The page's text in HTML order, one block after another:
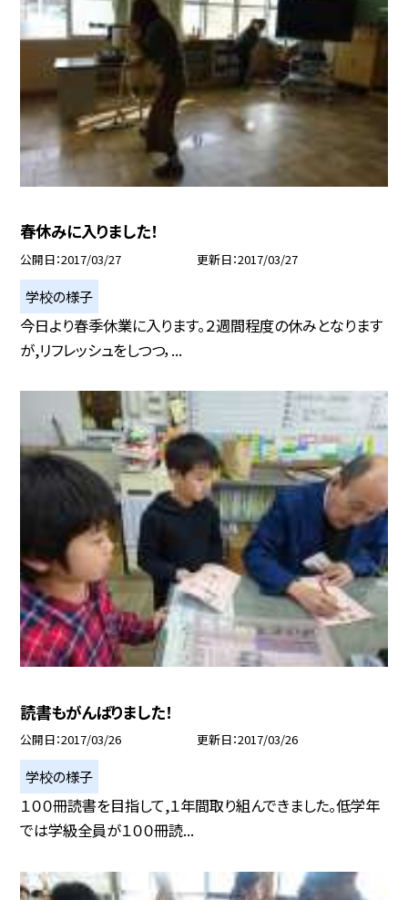
春休みに入りました！
公開日 2017/03/27 更新日 2017/03/27
学校の様子
今日より春季休業に入ります。２週間程度の休みとなります
が,リフレッシュをしつつ，...
読書もがんばりました！
公開日 2017/03/26 更新日 2017/03/26
学校の様子
１００冊読書を目指して,１年間取り組んできました。低学年
では学級全員が１００冊読...